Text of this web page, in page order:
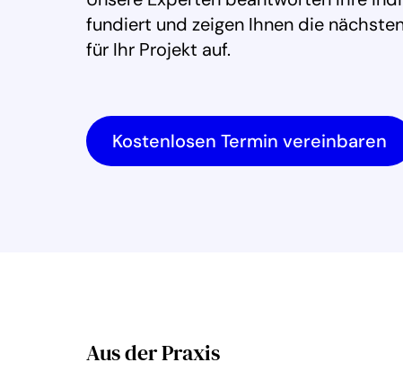
fundiert und zeigen Ihnen die
für Ihr Projekt auf.
Kostenlosen Termin vereinbaren
Aus der Praxis